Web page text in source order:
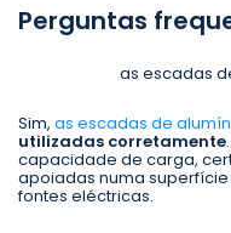
Perguntas
as escadas
Sim, as escadas de
utilizadas corretamente
capacidade de carga,
apoiadas numa
fontes eléctricas.